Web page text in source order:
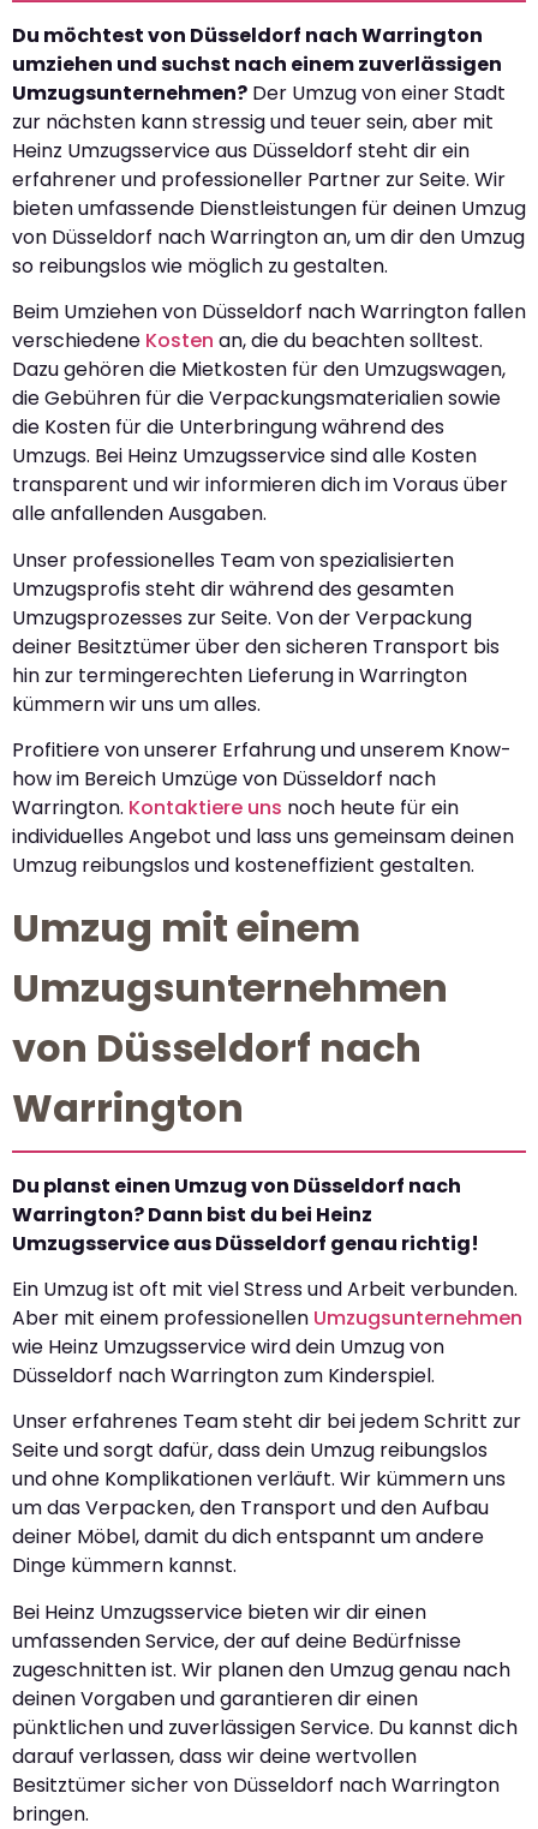
Du möchtest von Düsseldorf nach Warrington
umziehen und suchst nach einem zuverlässigen
Umzugsunternehmen? Der Umzug von einer Stadt
zur nächsten kann stressig und teuer sein, aber mit
Heinz Umzugsservice aus Düsseldorf steht dir ein
erfahrener und professioneller Partner zur Seite. Wir
bieten umfassende Dienstleistungen für deinen Umzug
von Düsseldorf nach Warrington an, um dir den Umzug
so reibungslos wie möglich zu gestalten.
Beim Umziehen von Düsseldorf nach Warrington fallen
verschiedene Kosten an, die du beachten solltest.
Dazu gehören die Mietkosten für den Umzugswagen,
die Gebühren für die Verpackungsmaterialien sowie
die Kosten für die Unterbringung während des
Umzugs. Bei Heinz Umzugsservice sind alle Kosten
transparent und wir informieren dich im Voraus über
alle anfallenden Ausgaben.
Unser professionelles Team von spezialisierten
Umzugsprofis steht dir während des gesamten
Umzugsprozesses zur Seite. Von der Verpackung
deiner Besitztümer über den sicheren Transport bis
hin zur termingerechten Lieferung in Warrington
kümmern wir uns um alles.
Profitiere von unserer Erfahrung und unserem Know-
how im Bereich Umzüge von Düsseldorf nach
Warrington. Kontaktiere uns noch heute für ein
individuelles Angebot und lass uns gemeinsam deinen
Umzug reibungslos und kosteneffizient gestalten.
Umzug mit einem
Umzugsunternehmen
von Düsseldorf nach
Warrington
Du planst einen Umzug von Düsseldorf nach
Warrington? Dann bist du bei Heinz
Umzugsservice aus Düsseldorf genau richtig!
Ein Umzug ist oft mit viel Stress und Arbeit verbunden.
Aber mit einem professionellen Umzugsunternehmen
wie Heinz Umzugsservice wird dein Umzug von
Düsseldorf nach Warrington zum Kinderspiel.
Unser erfahrenes Team steht dir bei jedem Schritt zur
Seite und sorgt dafür, dass dein Umzug reibungslos
und ohne Komplikationen verläuft. Wir kümmern uns
um das Verpacken, den Transport und den Aufbau
deiner Möbel, damit du dich entspannt um andere
Dinge kümmern kannst.
Bei Heinz Umzugsservice bieten wir dir einen
umfassenden Service, der auf deine Bedürfnisse
zugeschnitten ist. Wir planen den Umzug genau nach
deinen Vorgaben und garantieren dir einen
pünktlichen und zuverlässigen Service. Du kannst dich
darauf verlassen, dass wir deine wertvollen
Besitztümer sicher von Düsseldorf nach Warrington
bringen.